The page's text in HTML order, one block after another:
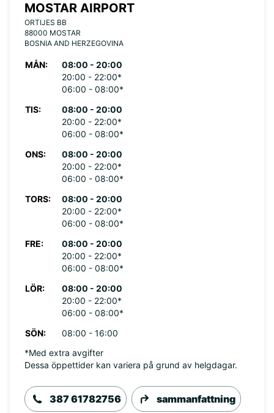
MOSTAR AIRPORT
ORTIJES BB
88000 MOSTAR
BOSNIA AND HERZEGOVINA
MÅN:
08:00 - 20:00
20:00 - 22:00*
06:00 - 08:00*
TIS:
08:00 - 20:00
20:00 - 22:00*
06:00 - 08:00*
ONS:
08:00 - 20:00
20:00 - 22:00*
06:00 - 08:00*
TORS:
08:00 - 20:00
20:00 - 22:00*
06:00 - 08:00*
FRE:
08:00 - 20:00
20:00 - 22:00*
06:00 - 08:00*
LÖR:
08:00 - 20:00
20:00 - 22:00*
06:00 - 08:00*
SÖN:
08:00 - 16:00
*Med extra avgifter
Dessa öppettider kan variera på grund av helgdagar.
387 61782756 sammanfattning